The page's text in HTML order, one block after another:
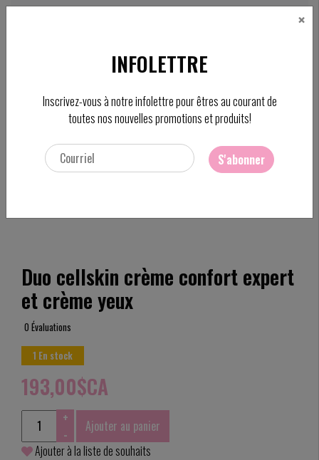
Ajouter pour comparer
Comparer les produits/ Imprimer
Duo cellskin crème confort expert
et crème yeux
0 Évaluations
1 En stock
193,00$CA
+
-
Ajouter au panier
Ajouter à la liste de souhaits
×
INFOLETTRE
Inscrivez-vous à notre infolettre pour êtres au courant de
toutes nos nouvelles promotions et produits!
S'abonner